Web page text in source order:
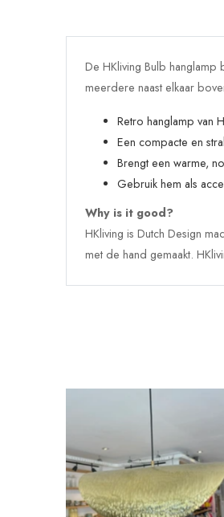
De HKliving Bulb
meerdere naast elkaar
Retro hanglamp van
Een compacte en
Brengt een warme,
Gebruik hem als
Why is it good?
HKliving is Dutch Design
met de hand gemaakt.